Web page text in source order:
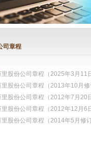
司章程
里股份公司章程（2025年3月11
里股份公司章程（2013年10月
里股份公司章程（2012年7月20
里股份公司章程（2012年12月6
里股份公司章程（2014年5月修